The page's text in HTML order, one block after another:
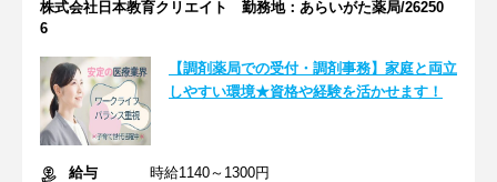
株式会社日本教育クリエイト 勤務地：あらいがた薬局/26250
6
【調剤薬局での受付・調剤事務】家庭と両立
しやすい環境★資格や経験を活かせます！
給与
時給1140～1300円